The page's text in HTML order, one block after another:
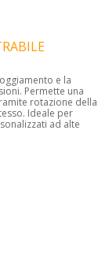
e la
Permette una
rotazione della
Ideale per
ad alte